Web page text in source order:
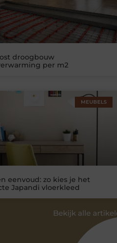
droogbouw
per m2
MEUBELS
eenvoud: zo kies je het
Japandi vloerkleed
Bekijk alle